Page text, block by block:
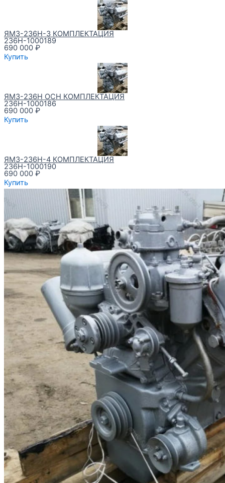
ЯМЗ-236Н-3 КОМПЛЕКТАЦИЯ
236Н-1000189
690 000 ₽
Купить
ЯМЗ-236Н ОСН КОМПЛЕКТАЦИЯ
236Н-1000186
690 000 ₽
Купить
ЯМЗ-236Н-4 КОМПЛЕКТАЦИЯ
236Н-1000190
690 000 ₽
Купить